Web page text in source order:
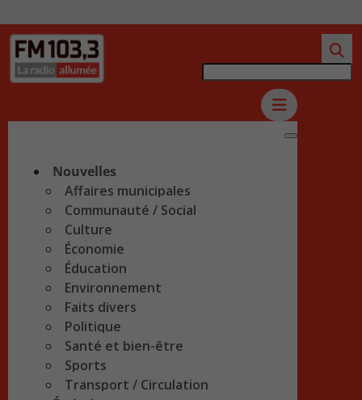
Nouvelles
Affaires municipales
Communauté / Social
Culture
Économie
Éducation
Environnement
Faits divers
Politique
Santé et bien-être
Sports
Transport / Circulation